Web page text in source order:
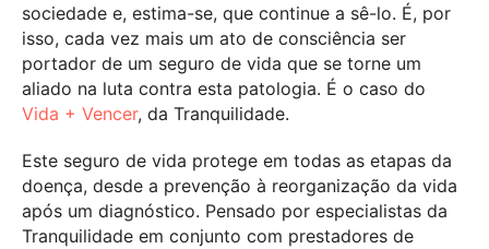
sociedade e, estima-se, que continue a sê-lo. É, por
isso, cada vez mais um ato de consciência ser
portador de um seguro de vida que se torne um
aliado na luta contra esta patologia. É o caso do
Vida + Vencer, da Tranquilidade.
Este seguro de vida protege em todas as etapas da
doença, desde a prevenção à reorganização da vida
após um diagnóstico. Pensado por especialistas da
Tranquilidade em conjunto com prestadores de